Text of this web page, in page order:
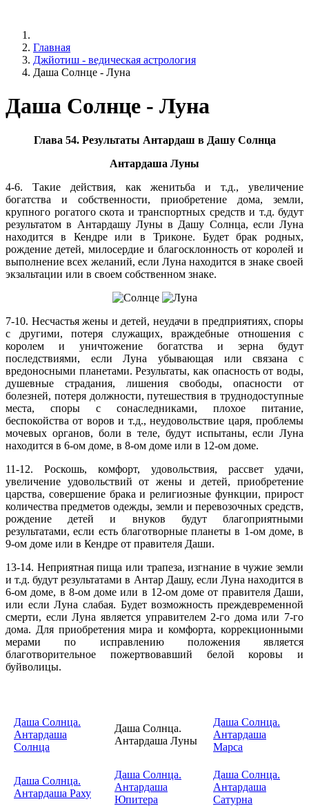
Главная
Джйотиш - ведическая астрология
Даша Солнце - Луна
Даша Солнце - Луна
Глава 54. Результаты Антардаш в Дашу Солнца
Антардаша Луны
4-6. Такие действия, как женитьба и т.д., увеличение
богатства и собственности, приобретение дома, земли,
крупного рогатого скота и транспортных средств и т.д. будут
результатом в Антардашу Луны в Дашу Солнца, если Луна
находится в Кендре или в Триконе. Будет брак родных,
рождение детей, милосердие и благосклонность от королей и
выполнение всех желаний, если Луна находится в знаке своей
экзальтации или в своем собственном знаке.
7-10. Несчастья жены и детей, неудачи в предприятиях, споры
с другими, потеря служащих, враждебные отношения с
королем и уничтожение богатства и зерна будут
последствиями, если Луна убывающая или связана с
вредоносными планетами. Результаты, как опасность от воды,
душевные страдания, лишения свободы, опасности от
болезней, потеря должности, путешествия в труднодоступные
места, споры с сонаследниками, плохое питание,
беспокойства от воров и т.д., неудовольствие царя, проблемы
мочевых органов, боли в теле, будут испытаны, если Луна
находится в 6-ом доме, в 8-ом доме или в 12-ом доме.
11-12. Роскошь, комфорт, удовольствия, рассвет удачи,
увеличение удовольствий от жены и детей, приобретение
царства, совершение брака и религиозные функции, прирост
количества предметов одежды, земли и перевозочных средств,
рождение детей и внуков будут благоприятными
результатами, если есть благотворные планеты в 1-ом доме, в
9-ом доме или в Кендре от правителя Даши.
13-14. Неприятная пища или трапеза, изгнание в чужие земли
и т.д. будут результатами в Антар Дашу, если Луна находится в
6-ом доме, в 8-ом доме или в 12-ом доме от правителя Даши,
или если Луна слабая. Будет возможность преждевременной
смерти, если Луна является управителем 2-го дома или 7-го
дома. Для приобретения мира и комфорта, коррекционными
мерами по исправлению положения является
благотворительное пожертвовавший белой коровы и
буйволицы.
Даша Солнца.
Антардаша
Солнца
Даша Солнца.
Антардаша Луны
Даша Солнца.
Антардаша
Марса
Даша Солнца.
Антардаша Раху
Даша Солнца.
Антардаша
Юпитера
Даша Солнца.
Антардаша
Сатурна